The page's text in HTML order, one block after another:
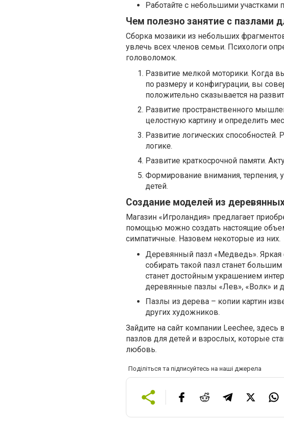
Работайте с небольшими участками
Чем полезно занятие с пазлами
Сборка мозаики из небольших
увлечь всех членов семьи. Психологи
головоломок.
Развитие мелкой моторики. Когда
по размеру и конфигурации, вы
положительно сказывается на
Развитие пространственного
целостную картину и определить
Развитие логических
логике.
Развитие краткосрочной памяти.
Формирование внимания, терпения,
детей.
Создание моделей из
Магазин «Игроландия» предлагает
помощью можно создать настоящие
симпатичные. Назовем некоторые из них.
Деревянный пазл «Медведь». Яркая
собирать такой пазл станет
станет достойным украшением
деревянные пазлы «Лев», «Волк» и
Пазлы из дерева – копии картин
других художников.
Зайдите на сайт компании Leechee,
пазлов для детей и взрослых, которые
любовь.
Поділіться та підписуйтесь на наші джерела